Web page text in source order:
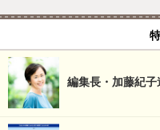
編集長・加藤紀子